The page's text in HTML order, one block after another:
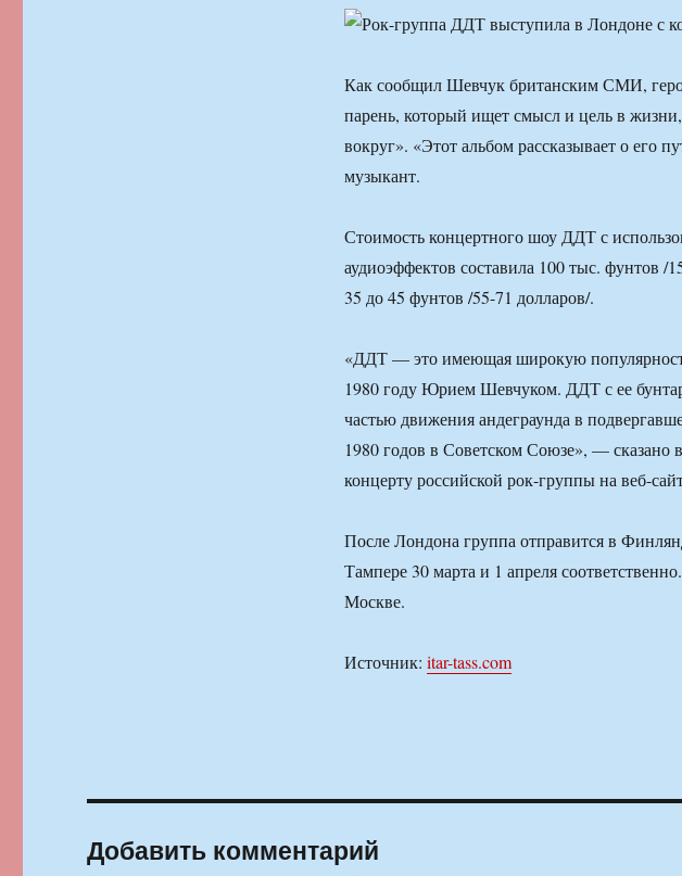
Как сообщил Шевчук британским СМИ,
парень, который ищет смысл и цель в жизни,
вокруг». «Этот альбом рассказывает о его
музыкант.
Стоимость концертного шоу ДДТ с
аудиоэффектов составила 100 тыс. фунтов
35 до 45 фунтов /55-71 долларов/.
«ДДТ — это имеющая широкую
1980 году Юрием Шевчуком. ДДТ с ее
частью движения андеграунда в
1980 годов в Советском Союзе», —
концерту российской рок-группы на веб-
После Лондона группа отправится в
Тампере 30 марта и 1 апреля
Москве.
Источник: itar-tass.com
Добавить комментарий